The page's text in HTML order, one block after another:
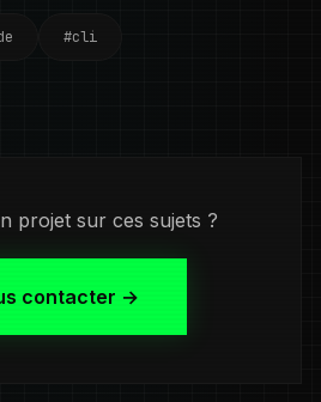
#cli
projet sur ces sujets ?
contacter →